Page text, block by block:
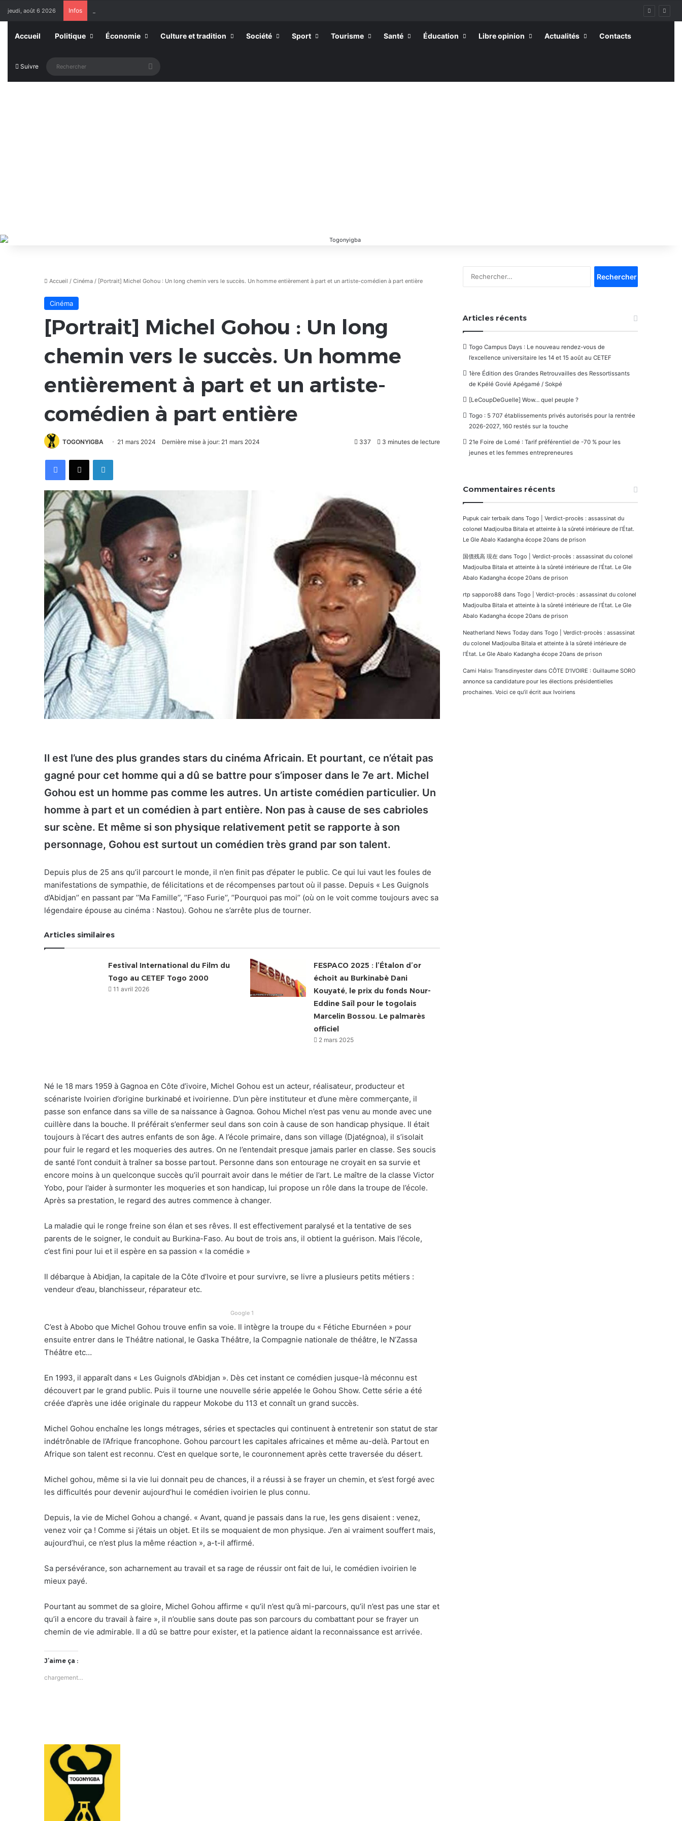
jeudi, août 6 2026 Infos
Accueil Politique Économie Culture et tradition Société Sport Tourisme Santé Éducation Libre opinion Actualités Contacts
Suivre Rechercher
Accueil / Cinéma / [Portrait] Michel Gohou : Un long chemin vers le succès. Un homme entièrement à part et un artiste-comédien à part entière
Cinéma
[Portrait] Michel Gohou : Un long
chemin vers le succès. Un homme
entièrement à part et un artiste-
comédien à part entière
TOGONYIGBA 21 mars 2024 Dernière mise à jour: 21 mars 2024 337 3 minutes de lecture
FacebookX Linkedin
Il est l’une des plus grandes stars du cinéma Africain. Et pourtant, ce n’était pas
gagné pour cet homme qui a dû se battre pour s’imposer dans le 7e art. Michel
Gohou est un homme pas comme les autres. Un artiste comédien particulier. Un
homme à part et un comédien à part entière. Non pas à cause de ses cabrioles
sur scène. Et même si son physique relativement petit se rapporte à son
personnage, Gohou est surtout un comédien très grand par son talent.
Depuis plus de 25 ans qu’il parcourt le monde, il n’en finit pas d’épater le public. Ce qui lui vaut les foules de
manifestations de sympathie, de félicitations et de récompenses partout où il passe. Depuis « Les Guignols
d’Abidjan’’ en passant par ’’Ma Famille’’, ’’Faso Furie’’, ’’Pourquoi pas moi’’ (où on le voit comme toujours avec sa
légendaire épouse au cinéma : Nastou). Gohou ne s’arrête plus de tourner.
Articles similaires
Festival International du Film du
Togo au CETEF Togo 2000
11 avril 2026
FESPACO 2025 : l’Étalon d’or
échoit au Burkinabè Dani
Kouyaté, le prix du fonds Nour-
Eddine Saïl pour le togolais
Marcelin Bossou. Le palmarès
officiel
2 mars 2025
Né le 18 mars 1959 à Gagnoa en Côte d’ivoire, Michel Gohou est un acteur, réalisateur, producteur et
scénariste Ivoirien d’origine burkinabé et ivoirienne. D’un père instituteur et d’une mère commerçante, il
passe son enfance dans sa ville de sa naissance à Gagnoa. Gohou Michel n’est pas venu au monde avec une
cuillère dans la bouche. Il préférait s’enfermer seul dans son coin à cause de son handicap physique. Il était
toujours à l’écart des autres enfants de son âge. A l’école primaire, dans son village (Djatégnoa), il s’isolait
pour fuir le regard et les moqueries des autres. On ne l’entendait presque jamais parler en classe. Ses soucis
de santé l’ont conduit à traîner sa bosse partout. Personne dans son entourage ne croyait en sa survie et
encore moins à un quelconque succès qu’il pourrait avoir dans le métier de l’art. Le maître de la classe Victor
Yobo, pour l’aider à surmonter les moqueries et son handicap, lui propose un rôle dans la troupe de l’école.
Après sa prestation, le regard des autres commence à changer.
La maladie qui le ronge freine son élan et ses rêves. Il est effectivement paralysé et la tentative de ses
parents de le soigner, le conduit au Burkina-Faso. Au bout de trois ans, il obtient la guérison. Mais l’école,
c’est fini pour lui et il espère en sa passion « la comédie »
Il débarque à Abidjan, la capitale de la Côte d’Ivoire et pour survivre, se livre a plusieurs petits métiers :
vendeur d’eau, blanchisseur, réparateur etc.
Google 1
C’est à Abobo que Michel Gohou trouve enfin sa voie. Il intègre la troupe du « Fétiche Eburnéen » pour
ensuite entrer dans le Théâtre national, le Gaska Théâtre, la Compagnie nationale de théâtre, le N’Zassa
Théâtre etc…
En 1993, il apparaît dans « Les Guignols d’Abidjan ». Dès cet instant ce comédien jusque-là méconnu est
découvert par le grand public. Puis il tourne une nouvelle série appelée le Gohou Show. Cette série a été
créée d’après une idée originale du rappeur Mokobe du 113 et connaît un grand succès.
Michel Gohou enchaîne les longs métrages, séries et spectacles qui continuent à entretenir son statut de star
indétrônable de l’Afrique francophone. Gohou parcourt les capitales africaines et même au-delà. Partout en
Afrique son talent est reconnu. C’est en quelque sorte, le couronnement après cette traversée du désert.
Michel gohou, même si la vie lui donnait peu de chances, il a réussi à se frayer un chemin, et s’est forgé avec
les difficultés pour devenir aujourd’hui le comédien ivoirien le plus connu.
Depuis, la vie de Michel Gohou a changé. « Avant, quand je passais dans la rue, les gens disaient : venez,
venez voir ça ! Comme si j’étais un objet. Et ils se moquaient de mon physique. J’en ai vraiment souffert mais,
aujourd’hui, ce n’est plus la même réaction », a-t-il affirmé.
Sa persévérance, son acharnement au travail et sa rage de réussir ont fait de lui, le comédien ivoirien le
mieux payé.
Pourtant au sommet de sa gloire, Michel Gohou affirme « qu’il n’est qu’à mi-parcours, qu’il n’est pas une star et
qu’il a encore du travail à faire », il n’oublie sans doute pas son parcours du combattant pour se frayer un
chemin de vie admirable. Il a dû se battre pour exister, et la patience aidant la reconnaissance est arrivée.
J’aime ça :
chargement…
Articles récents
Togo Campus Days : Le nouveau rendez-vous de
l’excellence universitaire les 14 et 15 août au CETEF
1ère Édition des Grandes Retrouvailles des Ressortissants
de Kpélé Govié Apégamé / Sokpé
[LeCoupDeGuelle] Wow… quel peuple ?
Togo : 5 707 établissements privés autorisés pour la rentrée
2026-2027, 160 restés sur la touche
21e Foire de Lomé : Tarif préférentiel de -70 % pour les
jeunes et les femmes entrepreneures
Commentaires récents
Pupuk cair terbaik dans Togo | Verdict-procès : assassinat du
colonel Madjoulba Bitala et atteinte à la sûreté intérieure de l’État.
Le Gle Abalo Kadangha écope 20ans de prison
国債残高 現在 dans Togo | Verdict-procès : assassinat du colonel
Madjoulba Bitala et atteinte à la sûreté intérieure de l’État. Le Gle
Abalo Kadangha écope 20ans de prison
rtp sapporo88 dans Togo | Verdict-procès : assassinat du colonel
Madjoulba Bitala et atteinte à la sûreté intérieure de l’État. Le Gle
Abalo Kadangha écope 20ans de prison
Neatherland News Today dans Togo | Verdict-procès : assassinat
du colonel Madjoulba Bitala et atteinte à la sûreté intérieure de
l’État. Le Gle Abalo Kadangha écope 20ans de prison
Cami Halısı Transdinyester dans CÔTE D’IVOIRE : Guillaume SORO
annonce sa candidature pour les élections présidentielles
prochaines. Voici ce qu’il écrit aux Ivoiriens